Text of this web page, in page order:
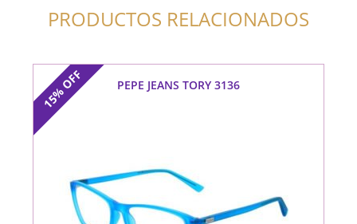
PRODUCTOS RELACIONADOS
15%
OFF PEPE JEANS TORY 3136